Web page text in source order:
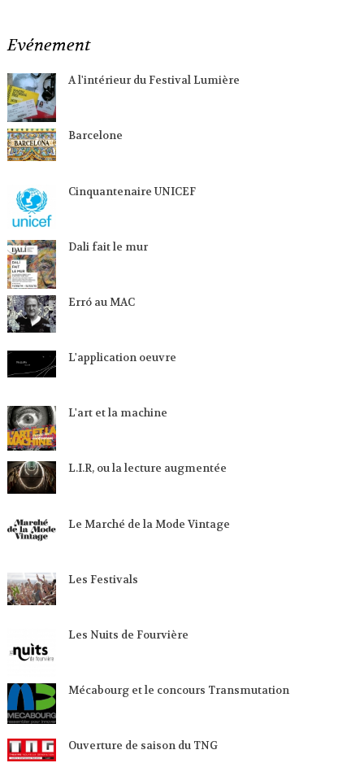
Evénement
A l'intérieur du Festival Lumière
Barcelone
Cinquantenaire UNICEF
Dali fait le mur
Erró au MAC
L'application oeuvre
L'art et la machine
L.I.R, ou la lecture augmentée
Le Marché de la Mode Vintage
Les Festivals
Les Nuits de Fourvière
Mécabourg et le concours Transmutation
Ouverture de saison du TNG